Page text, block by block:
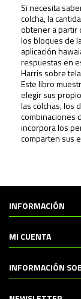
Si necesita
colcha, la
obtener a partir
los bloques de
aplicación
respuestas en
Harris sobre
Este libro
elegir sus
las colchas, los
combinaciones
incorpora los
comparten sus
INFORMACIÓN
MI CUENTA
INFORMACIÓN